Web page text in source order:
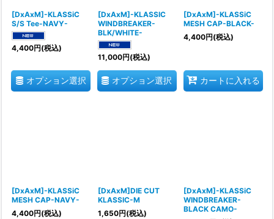
[DxAxM]-KLASSiC
S/S Tee-NAVY-
4,400円(税込)
オプション選択
[DxAxM]-KLASSIC
WINDBREAKER-
BLK/WHITE-
11,000円(税込)
オプション選択
[DxAxM]-KLASSiC
MESH CAP-BLACK-
4,400円(税込)
カートに入れる
[DxAxM]-KLASSiC
MESH CAP-NAVY-
4,400円(税込)
[DxAxM]DIE CUT
KLASSIC-M
1,650円(税込)
[DxAxM]-KLASSiC
WINDBREAKER-
BLACK CAMO-